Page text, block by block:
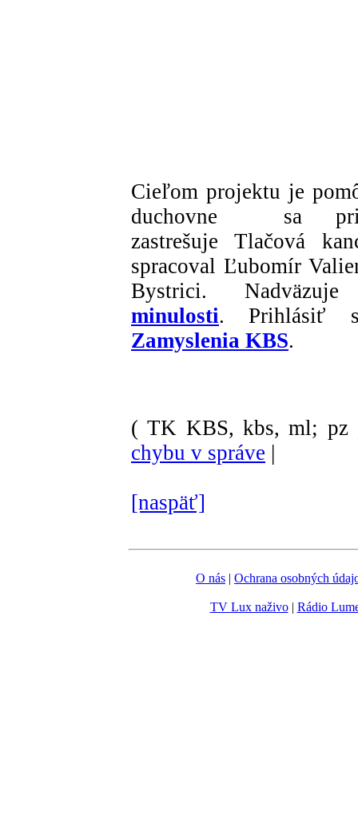
Cieľom projektu je
duchovne sa
zastrešuje Tlačová
spracoval Ľubomír
Bystrici.
minulosti. Prihlásiť
Zamyslenia KBS.
( TK KBS, kbs, ml; pz
chybu v správe |
[naspäť]
O nás | Ochrana osobných
TV Lux naživo| Rádio